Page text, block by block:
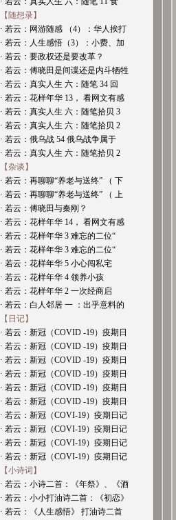
【随想录】
· 若云：网游随感 （4）：华人挨打
· 若云：人生感悟（3）：小费、加
· 若云：要政权还是要改革？
· 若云：傅晓田是间谍还是内斗牺牲
· 若云：真实人生 六：随笔 34 回
· 若云：花样年华 13， 看网文有感
· 若云：真实人生 六：随笔拾贝 3
· 若云：真实人生 六：随笔拾贝 2
· 若云：俄乌战 54 俄乌战争属于
· 若云：真实人生 六：随笔拾贝 2
【杂谈】
· 若云：再聊聊“养老与送终” （ 下
· 若云：再聊聊“养老与送终” （ 上
· 若云：傅晓田与秦刚？
· 若云：花样年华 14， 看网文有感
· 若云：花样年华 3 难忘的二位“
· 若云：花样年华 3 难忘的二位“
· 若云：花样年华 5 小心闯私宅
· 若云：花样年华 4 领养小孩
· 若云：花样年华 2 一次经商启
· 若云：白人邻居 一 ：出乎意料的
【日记】
· 若云：新冠（COVID -19）疫期日
· 若云：新冠（COVID -19）疫期日
· 若云：新冠（COVID -19）疫期日
· 若云：新冠（COVID -19）疫期日
· 若云：新冠（COVID -19）疫期日
· 若云：新冠（COVID -19）疫期日
· 若云：新冠（COVI-19）疫期日记
· 若云：新冠（COVI-19）疫期日记
· 若云：新冠（COVI-19）疫期日记
· 若云：新冠（COVI-19）疫期日记
【小诗词】
· 若云：小诗二首：《年祭》、《酒
· 若云：小小打油诗二首：《初恋》
· 若云：《人生感悟》 打油诗二首